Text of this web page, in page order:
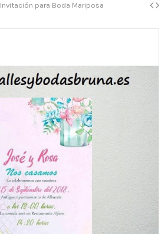
Invitación para Boda Mariposa